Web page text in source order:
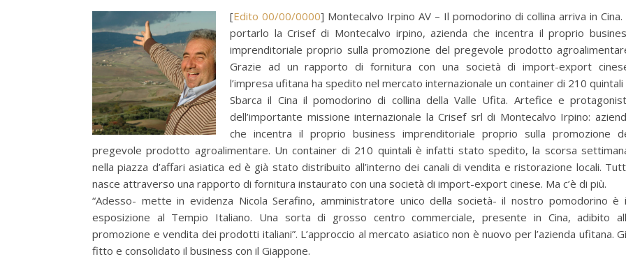
[Edito 00/00/0000] Montecalvo Irpino AV – Il pomodorino di collina arriva in Cina.
portarlo la Crisef di Montecalvo irpino, azienda che incentra il proprio
imprenditoriale proprio sulla promozione del pregevole prodotto
Grazie ad un rapporto di fornitura con una società di import-export
l’impresa ufitana ha spedito nel mercato internazionale un container di 210 quintali
Sbarca il Cina il pomodorino di collina della Valle Ufita. Artefice e
dell’importante missione internazionale la Crisef srl di Montecalvo Irpino:
che incentra il proprio business imprenditoriale proprio sulla promozione
pregevole prodotto agroalimentare. Un container di 210 quintali è infatti stato spedito, la scorsa
nella piazza d’affari asiatica ed è già stato distribuito all’interno dei canali di vendita e ristorazione locali.
nasce attraverso una rapporto di fornitura instaurato con una società di import-export cinese. Ma c’è di più.
“Adesso- mette in evidenza Nicola Serafino, amministratore unico della società- il nostro pomodorino è
esposizione al Tempio Italiano. Una sorta di grosso centro commerciale, presente in Cina, adibito
promozione e vendita dei prodotti italiani”. L’approccio al mercato asiatico non è nuovo per l’azienda ufitana.
fitto e consolidato il business con il Giappone.